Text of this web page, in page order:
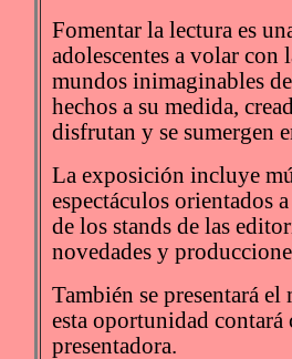
Fomentar la lectura es
adolescentes a volar con
mundos inimaginables
hechos a su medida,
disfrutan y se sumergen
La exposición incluye
espectáculos orientados
de los stands de las
novedades y
También se presentará
esta oportunidad
presentadora.